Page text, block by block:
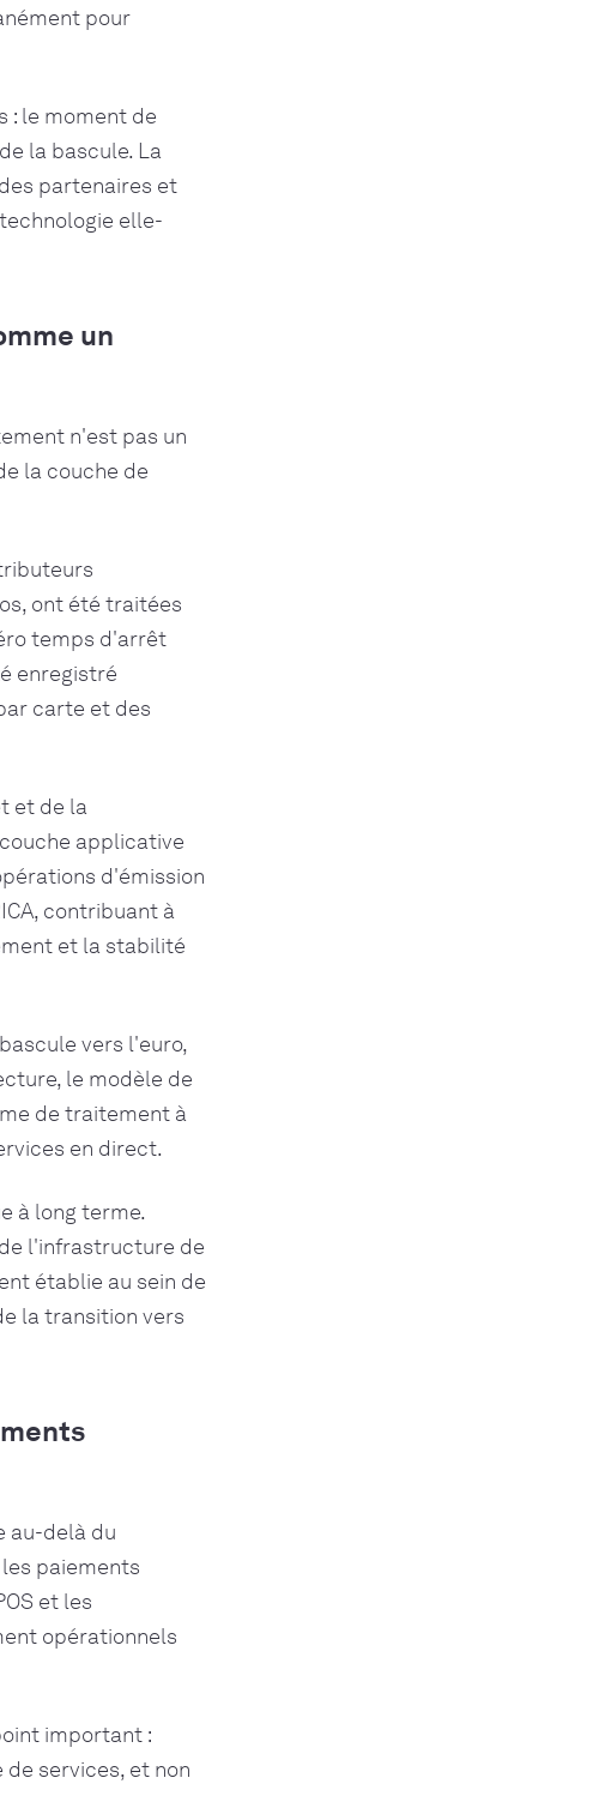
pour
: le moment de
la bascule. La
partenaires et
elle-
un
n'est pas un
la couche de
ont été traitées
temps d'arrêt
enregistré
carte et des
et de la
applicative
d'émission
contribuant à
et la stabilité
vers l'euro,
le modèle de
de traitement à
en direct.
à long terme.
l'infrastructure de
établie au sein de
la transition vers
au-delà du
paiements
et les
opérationnels
important :
services, et non